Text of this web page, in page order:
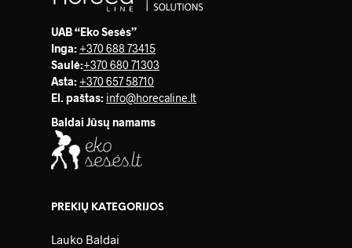
UAB “Eko Sesės”
Inga: +370 688 73415
Saulė:+370 680 71303
Asta: +370 657 58710
El. paštas: info@horecaline.lt
Baldai Jūsų namams
PREKIŲ KATEGORIJOS
Lauko Baldai